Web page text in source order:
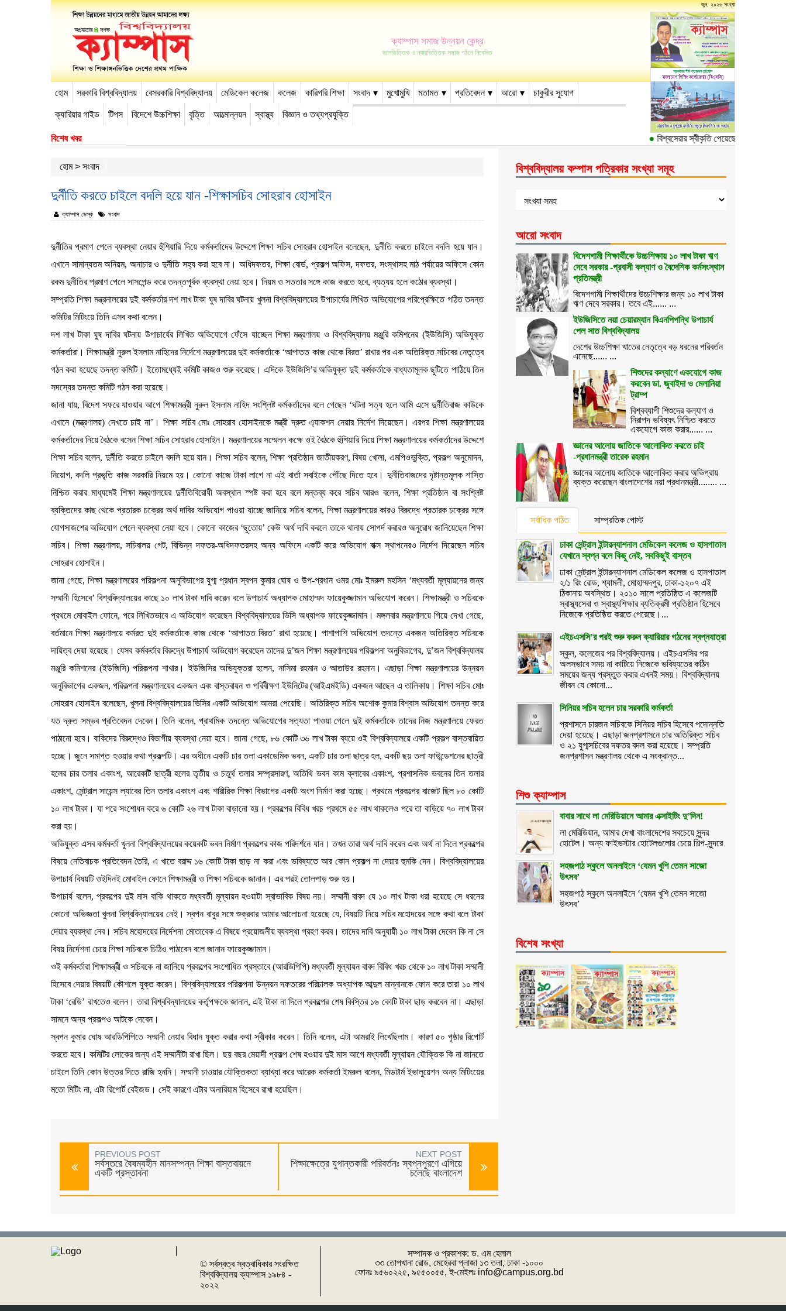
ক্যাম্পাস সমাজ উন্নয়ন কেন্দ্র
জ্ঞানভিত্তিক ও ন্যায়ভিত্তিক সমাজ গঠনে নিবেদিত
জুন, ২০২৬ সংখ্যা
হোম সরকারি বিশ্ববিদ্যালয় বেসরকারি বিশ্ববিদ্যালয় মেডিকেল কলেজ কলেজ কারিগরি শিক্ষা সংবাদ মুখোমুখি মতামত প্রতিবেদন আরো চাকুরীর সুযোগ
ক্যারিয়ার গাইড টিপস বিদেশে উচ্চশিক্ষা বৃত্তি আত্মোন্নয়ন স্বাস্থ্য বিজ্ঞান ও তথ্যপ্রযুক্তি
-->
বিশেষ খবর বিশ্বসেরার স্বীকৃতি পেয়েছে ঢাকা
হোম> সংবাদ
দুর্নীতি করতে চাইলে বদলি হয়ে যান -শিক্ষাসচিব সোহরাব হোসাইন
ক্যাম্পাস ডেস্ক সংবাদ
দুর্নীতির প্রমাণ পেলে ব্যবস্থা নেয়ার হুঁশিয়ারি দিয়ে কর্মকর্তাদের উদ্দেশে শিক্ষা সচিব সোহরাব হোসাইন বলেছেন, দুর্নীতি করতে চাইলে বদলি হয়ে যান।
এখানে সামান্যতম অনিয়ম, অনাচার ও দুর্নীতি সহ্য করা হবে না। অধিদফতর, শিক্ষা বোর্ড, প্রকল্প অফিস, দফতর, সংস্থাসহ মাঠ পর্যায়ের অফিসে কোন
রকম দুর্নীতির প্রমাণ পেলে সাসপেন্ড করে তদন্তপূর্বক ব্যবস্থা নেয়া হবে। নিয়ম ও সততার সঙ্গে কাজ করতে হবে, ব্যত্যয় হলে কঠোর ব্যবস্থা।
সম্প্রতি শিক্ষা মন্ত্রনালয়ের দুই কর্মকর্তার দশ লাখ টাকা ঘুষ দাবির ঘটনায় খুলনা বিশ্ববিদ্যালয়ের উপাচার্যের লিখিত অভিযোগের পরিপ্রেক্ষিতে গঠিত তদন্ত
কমিটির মিটিংয়ে তিনি এসব কথা বলেন।
দশ লাখ টাকা ঘুষ দাবির ঘটনায় উপাচার্যের লিখিত অভিযোগে ফেঁসে যাচ্ছেন শিক্ষা মন্ত্রণালয় ও বিশ্ববিদ্যালয় মঞ্জুরি কমিশনের (ইউজিসি) অভিযুক্ত
কর্মকর্তারা। শিক্ষামন্ত্রী নুরুল ইসলাম নাহিদের নির্দেশে মন্ত্রণালয়ের দুই কর্মকর্তাকে ‘আপাতত কাজ থেকে বিরত’ রাখার পর এক অতিরিক্ত সচিবের নেতৃত্বে
গঠন করা হয়েছে তদন্ত কমিটি। ইতোমধ্যেই কমিটি কাজও শুরু করেছে। এদিকে ইউজিসি’র অভিযুক্ত দুই কর্মকর্তাকে বাধ্যতামূলক ছুটিতে পাঠিয়ে তিন
সদস্যের তদন্ত কমিটি গঠন করা হয়েছে।
জানা যায়, বিদেশ সফরে যাওয়ার আগে শিক্ষামন্ত্রী নুরুল ইসলাম নাহিদ সংশ্লিষ্ট কর্মকর্তাদের বলে গেছেন ‘ঘটনা সত্য হলে আমি এসে দুর্নীতিবাজ কাউকে
এখানে (মন্ত্রণালয়) দেখতে চাই না’। শিক্ষা সচিব মোঃ সোহরাব হোসাইনকে মন্ত্রী দ্রুত এ্যাকশন নেয়ার নির্দেশ দিয়েছেন। এরপর শিক্ষা মন্ত্রণালয়ের
কর্মকর্তাদের নিয়ে বৈঠকে বসেন শিক্ষা সচিব সোহরাব হোসাইন। মন্ত্রণালয়ের সম্মেলন কক্ষে ওই বৈঠকে হুঁশিয়ারি দিয়ে শিক্ষা মন্ত্রণালয়ের কর্মকর্তাদের উদ্দেশে
শিক্ষা সচিব বলেন, দুর্নীতি করতে চাইলে বদলি হয়ে যান। শিক্ষা সচিব বলেন, শিক্ষা প্রতিষ্ঠান জাতীয়করণ, বিষয় খোলা, এমপিওভুক্তি, প্রকল্প অনুমোদন,
নিয়োগ, বদলি প্রভৃতি কাজ সরকারি নিয়মে হয়। কোনো কাজে টাকা লাগে না এই বার্তা সবাইকে পৌঁছে দিতে হবে। দুর্নীতিবাজদের দৃষ্টান্তমূলক শাস্তি
নিশ্চিত করার মাধ্যমেই শিক্ষা মন্ত্রণালয়ের দুর্নীতিবিরোধী অবস্থান স্পষ্ট করা হবে বলে মন্তব্য করে সচিব আরও বলেন, শিক্ষা প্রতিষ্ঠান বা সংশ্লিষ্ট
ব্যক্তিদের কাছ থেকে প্রতারক চক্রের অর্থ দাবির অভিযোগ পাওয়া যাচ্ছে জানিয়ে সচিব বলেন, শিক্ষা মন্ত্রণালয়ের কারও বিরুদ্ধে প্রতারক চক্রের সঙ্গে
যোগসাজশের অভিযোগ পেলে ব্যবস্থা নেয়া হবে। কোনো কাজের ‘ছুতোয়’ কেউ অর্থ দাবি করলে তাকে থানায় সোপর্দ করারও অনুরোধ জানিয়েছেন শিক্ষা
সচিব। শিক্ষা মন্ত্রণালয়, সচিবালয় গেট, বিভিন্ন দফতর-অধিদফতরসহ অন্য অফিসে একটি করে অভিযোগ বাক্স স্থাপনেরও নির্দেশ দিয়েছেন সচিব
সোহরাব হোসাইন।
জানা গেছে, শিক্ষা মন্ত্রণালয়ের পরিকল্পনা অনুবিভাগের যুগ্ম প্রধান স্বপন কুমার ঘোষ ও উপ-প্রধান ওমর মোঃ ইমরুল মহসিন ‘মধ্যবর্তী মূল্যায়নের জন্য
সম্মানী হিসেবে’ বিশ্ববিদ্যালয়ের কাছে ১০ লাখ টাকা দাবি করেন বলে উপাচার্য অধ্যাপক মোহাম্মদ ফায়েকুজ্জামান অভিযোগ করেন। শিক্ষামন্ত্রী ও সচিবকে
প্রথমে মোবাইল ফোনে, পরে লিখিতভাবে এ অভিযোগ করেছেন বিশ্ববিদ্যালয়ের ভিসি অধ্যাপক ফায়েকুজ্জামান। মঙ্গলবার মন্ত্রণালয়ে গিয়ে দেখা গেছে,
বর্তমানে শিক্ষা মন্ত্রণালয়ে কর্মরত দুই কর্মকর্তাকে কাজ থেকে ‘আপাতত বিরত’ রাখা হয়েছে। পাশাপাশি অভিযোগ তদন্তে একজন অতিরিক্ত সচিবকে
দায়িত্ব দেয়া হয়েছে। যেসব কর্মকর্তার বিরুদ্ধে উপাচার্য অভিযোগ করেছেন তাদের দু’জন শিক্ষা মন্ত্রণালয়ের পরিকল্পনা অনুবিভাগের, দু’জন বিশ্ববিদ্যালয়
মঞ্জুরি কমিশনের (ইউজিসি) পরিকল্পনা শাখার। ইউজিসির অভিযুক্তরা হলেন, নাসিমা রহমান ও আতাউর রহমান। এছাড়া শিক্ষা মন্ত্রণালয়ের উন্নয়ন
অনুবিভাগের একজন, পরিকল্পনা মন্ত্রণালয়ের একজন এবং বাস্তবায়ন ও পরিবীক্ষণ ইউনিটের (আইএমইডি) একজন আছেন এ তালিকায়। শিক্ষা সচিব মোঃ
সোহরাব হোসাইন বলেছেন, খুলনা বিশ্ববিদ্যালয়ের ভিসির একটি অভিযোগ আমরা পেয়েছি। অতিরিক্ত সচিব অশোক কুমার বিশ্বাস অভিযোগ তদন্ত করে
যত দ্রুত সম্ভব প্রতিবেদন দেবেন। তিনি বলেন, প্রাথমিক তদন্তে অভিযোগের সত্যতা পাওয়া গেলে দুই কর্মকর্তাকে তাদের নিজ মন্ত্রণালয়ে ফেরত
পাঠানো হবে। বাকিদের বিরুদ্ধেও বিভাগীয় ব্যবস্থা নেয়া হবে। জানা গেছে, ৮৬ কোটি ৩৬ লাখ টাকা ব্যয়ে ওই বিশ্ববিদ্যালয়ে একটি প্রকল্প বাস্তবায়িত
হচ্ছে। জুনে সমাপ্ত হওয়ার কথা প্রকল্পটি। এর অধীনে একটি চার তলা একাডেমিক ভবন, একটি চার তলা ছাত্র হল, একটি ছয় তলা ফাউন্ডেশনের ছাত্রী
হলের চার তলার একাংশ, আরেকটি ছাত্রী হলের তৃতীয় ও চতুর্থ তলার সম্প্রসারণ, অতিথি ভবন কাম ক্লাবের একাংশ, প্রশাসনিক ভবনের তিন তলার
একাংশ, সেন্ট্রাল সায়েন্স ল্যাবের তিন তলার একাংশ এবং শারীরিক শিক্ষা বিভাগের একটি অংশ নির্মাণ করা হচ্ছে। প্রথমে প্রকল্পের বাজেট ছিল ৮০ কোটি
১০ লাখ টাকা। যা পরে সংশোধন করে ৬ কোটি ২৬ লাখ টাকা বাড়ানো হয়। প্রকল্পের বিবিধ খরচ প্রথমে ৫৫ লাখ থাকলেও পরে তা বাড়িয়ে ৭০ লাখ টাকা
করা হয়।
অভিযুক্ত এসব কর্মকর্তা খুলনা বিশ্ববিদ্যালয়ের কয়েকটি ভবন নির্মাণ প্রকল্পের কাজ পরিদর্শনে যান। তখন তারা অর্থ দাবি করেন এবং অর্থ না দিলে প্রকল্পের
বিষয়ে নেতিবাচক প্রতিবেদন তৈরি, এ খাতে বরাদ্দ ১৬ কোটি টাকা ছাড় না করা এবং ভবিষ্যতে আর কোন প্রকল্প না দেয়ার হুমকি দেন। বিশ্ববিদ্যালয়ের
উপাচার্য বিষয়টি ওইদিনই মোবাইল ফোনে শিক্ষামন্ত্রী ও শিক্ষা সচিবকে জানান। এর পরই তোলপাড় শুরু হয়।
উপাচার্য বলেন, প্রকল্পের দুই মাস বাকি থাকতে মধ্যবর্তী মূল্যায়ন হওয়াটা স্বাভাবিক বিষয় নয়। সম্মানী বাবদ যে ১০ লাখ টাকা ধরা হয়েছে সে ধরনের
কোনো অভিজ্ঞতা খুলনা বিশ্ববিদ্যালয়ের নেই। স্বপন বাবুর সঙ্গে শুক্রবার আমার আলোচনা হয়েছে যে, বিষয়টি নিয়ে সচিব মহোদয়ের সঙ্গে কথা বলে টাকা
দেয়ার ব্যবস্থা নেব। সচিব মহোদয়ের নির্দেশনা মোতাবেক এ বিষয়ে প্রয়োজনীয় ব্যবস্থা গ্রহণ করব। তাদের দাবি অনুযায়ী ১০ লাখ টাকা দেবেন কি না সে
বিষয় নির্দেশনা চেয়ে শিক্ষা সচিবকে চিঠিও পাঠাবেন বলে জানান ফায়েকুজ্জামান।
ওই কর্মকর্তারা শিক্ষামন্ত্রী ও সচিবকে না জানিয়ে প্রকল্পের সংশোধিত প্রস্তাবে (আরডিপিপি) মধ্যবর্তী মূল্যায়ন বাবদ বিবিধ খরচ থেকে ১০ লাখ টাকা সম্মানী
হিসেবে দেয়ার বিষয়টি কৌশলে যুক্ত করেন। বিশ্ববিদ্যালয়ের পরিকল্পনা উন্নয়ন দফতরের পরিচালক অধ্যাপক আব্দুল মান্নানকে ফোন করে তারা ১০ লাখ
টাকা ‘রেডি’ রাখতেও বলেন। তারা বিশ্ববিদ্যালয়ের কর্তৃপক্ষকে জানান, এই টাকা না দিলে প্রকল্পের শেষ কিস্তির ১৬ কোটি টাকা ছাড় করবেন না। এছাড়া
সামনে অন্য প্রকল্পও আটকে দেবেন।
স্বপন কুমার ঘোষ আরডিপিপিতে সম্মানী নেয়ার বিধান যুক্ত করার কথা স্বীকার করেন। তিনি বলেন, এটা আমরাই লিখেছিলাম। কারণ ৫০ পৃষ্ঠার রিপোর্ট
করতে হবে। কমিটির লোকের জন্য এই সম্মানীটা রাখা ছিল। ছয় বছর মেয়াদী প্রকল্প শেষ হওয়ার দুই মাস আগে মধ্যবর্তী মূল্যায়ন যৌক্তিক কি না জানতে
চাইলে তিনি কোন উত্তর দিতে রাজি হননি। সম্মানী চাওয়ার যৌক্তিকতা ব্যাখ্যা করে আরেক কর্মকর্তা ইমরুল বলেন, মিডটার্ম ইভালুয়েশন অন্য মিটিংয়ের
মতো মিটিং না, এটা রিপোর্ট বেইজড। সেই কারণে এটার অনারিয়াম হিসেবে রাখা হয়েছিল।
PREVIOUS POST
সর্বস্তরে বৈষম্যহীন মানসম্পন্ন শিক্ষা বাস্তবায়নে
একটি প্রস্তাবনা
NEXT POST
শিক্ষাক্ষেত্রে যুগান্তকারী পরিবর্তন‍ঃ স্বপ্নপূরণে এগিয়ে
চলেছে বাংলাদেশ
বিশ্ববিদ্যালয় কম্পাস পত্রিকার সংখ্যা সমূহ
আরো সংবাদ
বিদেশগামী শিক্ষার্থীকে উচ্চশিক্ষায় ১০ লাখ টাকা ঋণ
দেবে সরকার -প্রবাসী কল্যাণ ও বৈদেশিক কর্মসংস্থান
প্রতিমন্ত্রী
বিদেশগামী শিক্ষার্থীদের উচ্চশিক্ষার জন্য ১০ লাখ টাকা
ঋণ দেবে সরকার। তবে এই...... ...
ইউজিসিতে নয়া চেয়ারম্যান বিএনপিপন্থি উপাচার্য
পেল সাত বিশ্ববিদ্যালয়
দেশের উচ্চশিক্ষা খাতের নেতৃত্বে বড় ধরনের পরিবর্তন
এনেছে...... ...
শিশুদের কল্যাণে একযোগে কাজ
করবেন ডা. জুবাইদা ও মেলানিয়া
ট্রাম্প
বিশ্বব্যাপী শিশুদের কল্যাণ ও
নিরাপদ ভবিষ্যৎ নিশ্চিত করতে
একযোগে কাজ করার...... ...
জ্ঞানের আলোয় জাতিকে আলোকিত করতে চাই
-প্রধানমন্ত্রী তারেক রহমান
জ্ঞানের আলোয় জাতিকে আলোকিত করার অভিপ্রায়
ব্যক্ত করেছেন বাংলাদেশের নয়া প্রধানমন্ত্রী........ ...
সর্বাধিক পঠিত সাম্প্রতিক পোস্ট
ঢাকা সেন্ট্রাল ইন্টারন্যাশনাল মেডিকেল কলেজ ও হাসপাতাল
যেখানে স্বপ্ন বলে কিছু নেই, সবকিছুই বাস্তব
ঢাকা সেন্ট্রাল ইন্টারন্যাশনাল মেডিকেল কলেজ ও হাসপাতাল
২/১ রিং রোড, শ্যামলী, মোহাম্মদপুর, ঢাকা-১২০৭ এই
ঠিকানায় অবস্থিত। ২০১০ সালে প্রতিষ্ঠিত এ কলেজটি
স্বাস্থ্যসেবা ও স্বাস্থ্যশিক্ষার ব্যতিক্রমী প্রতিষ্ঠান হিসেবে
নিজেকে প্রতিষ্ঠিত করতে পেরেছে।...
এইচএসসি’র পরই শুরু করুন ক্যারিয়ার গঠনের স্বপ্নযাত্রা
স্কুল, কলেজের পর বিশ্ববিদ্যালয়। এইচএসসির পর
অলসভাবে সময় না কাটিয়ে নিজেকে ভবিষ্যতের কঠিন
সময়ের জন্য প্রস্তুত করার এখনই সময়। বিশ্ববিদ্যালয়
জীবন যে কোনো...
সিনিয়র সচিব হলেন চার সরকারি কর্মকর্তা
প্রশাসনে চারজন সচিবকে সিনিয়র সচিব হিসেবে পদোন্নতি
দেয়া হয়েছে। এছাড়া জনপ্রশাসনে চার অতিরিক্ত সচিব
ও ২১ যুগ্মসচিবের দফতর বদল করা হয়েছে। সম্প্রতি
জনপ্রশাসন মন্ত্রণালয় থেকে এ সংক্রান্ত...
শিশু ক্যাম্পাস
বাবার সাথে লা মেরিডিয়ানে আমার এক্সাইটিং দু’দিন!
লা মেরিডিয়ান, আমার দেখা বাংলাদেশের সবচেয়ে সুন্দর
হোটেল। অন্য ফাইভস্টার হোটেলগুলোর চেয়ে শিল্প-সুন্দরে
সহজপাঠ স্কুলে অনলাইনে ‘যেমন খুশি তেমন সাজো
উৎসব’
সহজপাঠ স্কুলে অনলাইনে ‘যেমন খুশি তেমন সাজো
উৎসব’
বিশেষ সংখ্যা
© সর্বস্বত্ব স্বত্বাধিকার সংরক্ষিত
বিশ্ববিদ্যালয় ক্যাম্পাস ১৯৮৪ -
২০২২
সম্পাদক ও প্রকাশক: ‌ড. এম হেলাল
৩৩ তোপখানা রোড, মেহেরবা প্লাজা ১৩ তলা, ঢাকা -১০০০
ফোনঃ ৯৫৬০২২৫, ৯৫৫০০৫৫, ই-মেইলঃ info@campus.org.bd